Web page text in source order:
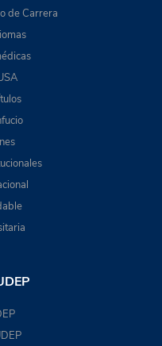
de Carrera